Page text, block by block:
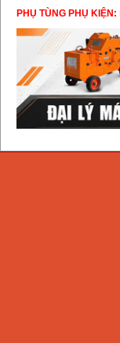
PHỤ TÙNG PHỤ KIỆN: